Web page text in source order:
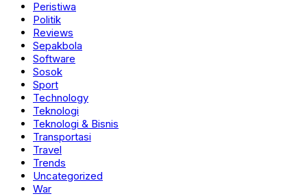
Peristiwa
Politik
Reviews
Sepakbola
Software
Sosok
Sport
Technology
Teknologi
Teknologi & Bisnis
Transportasi
Travel
Trends
Uncategorized
War